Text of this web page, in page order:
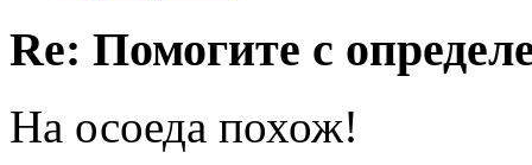
Re: Помогите с
На осоеда похож!